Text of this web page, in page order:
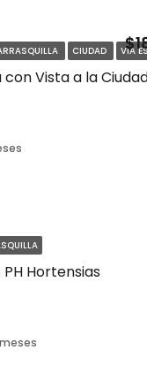
CIUDAD VIA
Vista a la
Hortensias